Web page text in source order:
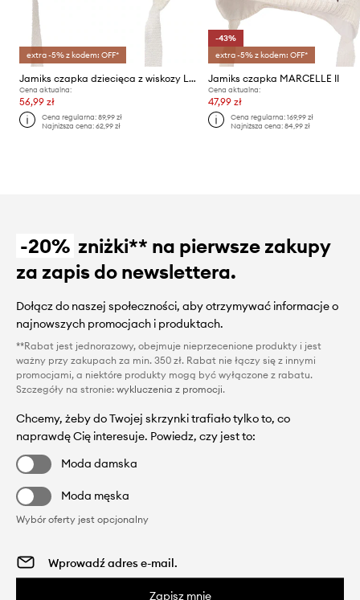
extra -5% z kodem: OFF*
Jamiks czapka dziecięca z wiskozy LUNETTA
Cena aktualna:
56,99 zł
Cena regularna:89,99 zł
Najniższa cena:62,99 zł
-43%
extra -5% z kodem: OFF*
Jamiks czapka MARCELLE II
Cena aktualna:
47,99 zł
Cena regularna: 169,99 zł
Najniższa cena: 84,99 zł
-20% zniżki** na pierwsze zakupy
za zapis do newslettera.
Dołącz do naszej społeczności, aby otrzymywać informacje o
najnowszych promocjach i produktach.
**Rabat jest jednorazowy, obejmuje nieprzecenione produkty i jest
ważny przy zakupach za min. 350 zł. Rabat nie łączy się z innymi
promocjami, a niektóre produkty mogą być wyłączone z rabatu.
Szczegóły na stronie: wykluczenia z promocji.
Chcemy, żeby do Twojej skrzynki trafiało tylko to, co
naprawdę Cię interesuje. Powiedz, czy jest to:
Moda damska
Moda męska
Wybór oferty jest opcjonalny
Zapisz mnie